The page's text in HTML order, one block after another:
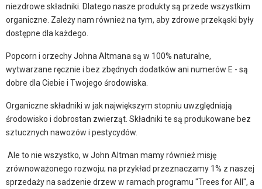
niezdrowe składniki. Dlatego nasze produkty są przede wszystkim
organiczne. Zależy nam również na tym, aby zdrowe przekąski były
dostępne dla każdego.
Popcorn i orzechy Johna Altmana są w 100% naturalne,
wytwarzane ręcznie i bez zbędnych dodatków ani numerów E - są
dobre dla Ciebie i Twojego środowiska.
Organiczne składniki w jak największym stopniu uwzględniają
środowisko i dobrostan zwierząt. Składniki te są produkowane bez
sztucznych nawozów i pestycydów.
Ale to nie wszystko, w John Altman mamy również misję
zrównoważonego rozwoju; na przykład przeznaczamy 1% z naszej
sprzedaży na sadzenie drzew w ramach programu "Trees for All", a